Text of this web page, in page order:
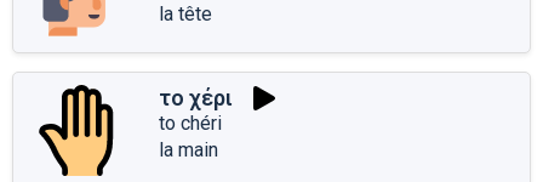
la tête
το χέρι
to chéri
la main